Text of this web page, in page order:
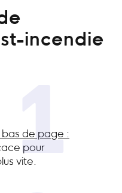
incendie
1
bas de page :
pour
vite.